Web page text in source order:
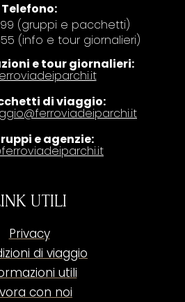
Telefono:
(gruppi e pacchetti)
(info e tour giornalieri)
e tour giornalieri:
di viaggio:
e agenzie:
UTILI
Privacy
di viaggio
utili
con noi